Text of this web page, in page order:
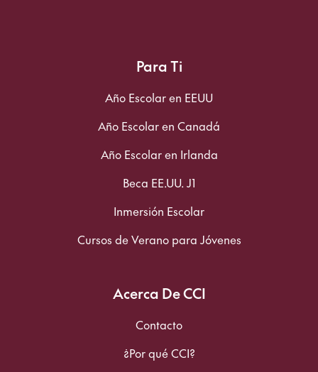
Para Ti
Año Escolar en EEUU
Año Escolar en Canadá
Año Escolar en Irlanda
Beca EE.UU. J1
Inmersión Escolar
Cursos de Verano para Jóvenes
Acerca De CCI
Contacto
¿Por qué CCI?